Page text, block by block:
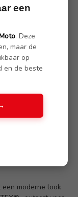
broek
slijtvaste
zorgt samen met
moderne look
een
. Deze
maar de
op
en de beste